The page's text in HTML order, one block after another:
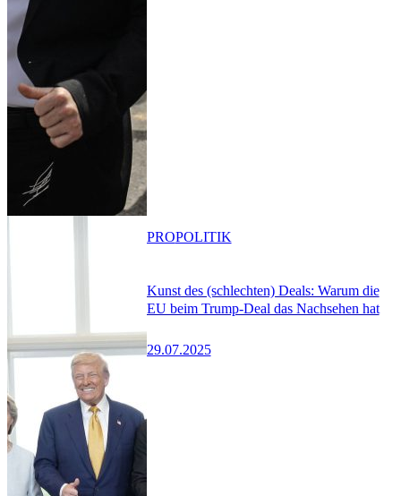
Kunst des (schlechten) Deals: Warum die
EU beim Trump-Deal das Nachsehen hat
29.07.2025
PROPOLITIK